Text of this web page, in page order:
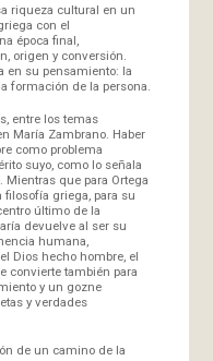
riqueza cultural en un
con el
época final,
origen y conversión.
en su pensamiento: la
formación de la persona.
entre los temas
María Zambrano. Haber
como problema
suyo, como lo señala
que para Ortega
griega, para su
último de la
devuelve al ser su
humana,
Dios hecho hombre, el
convierte también para
y un gozne
y verdades
de un camino de la